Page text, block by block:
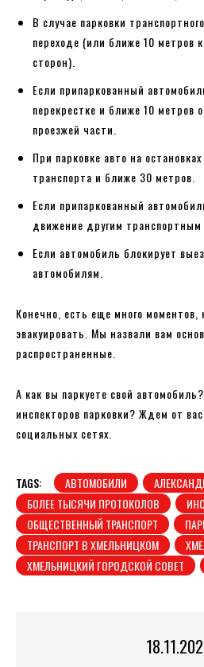
В случае парковки
переходе (или ближе 10 метров
сторон).
Если припаркованный
перекрестке и ближе 10 метров
проезжей части.
При парковке авто на
транспорта и ближе 30 метров.
Если припаркованный
движение другим транспортным
Если автомобиль блокирует
автомобилям.
Конечно, есть еще много моментов,
эвакуировать. Мы назвали вам
распространенные.
А как вы паркуете свой
инспекторов парковки? Ждем от
социальных сетях.
TAGS: АВТОМОБИЛИ
БОЛЕЕ ТЫСЯЧИ ПРОТОКОЛОВ
ОБЩЕСТВЕННЫЙ ТРАНСПОРТ
ТРАНСПОРТ В ХМЕЛЬНИЦКОМ
ХМЕЛЬНИЦКИЙ ГОРОДСКОЙ СОВЕТ